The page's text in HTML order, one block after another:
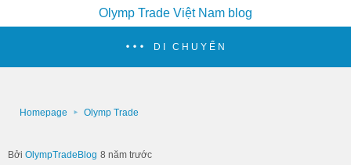
Olymp Trade Việt Nam blog
DI CHUYỂN
Homepage Olymp Trade
OlympTradeBlog 8 năm trước